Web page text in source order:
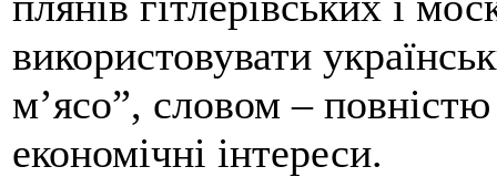
використовувати
м’ясо”, словом –
економічні інтереси.